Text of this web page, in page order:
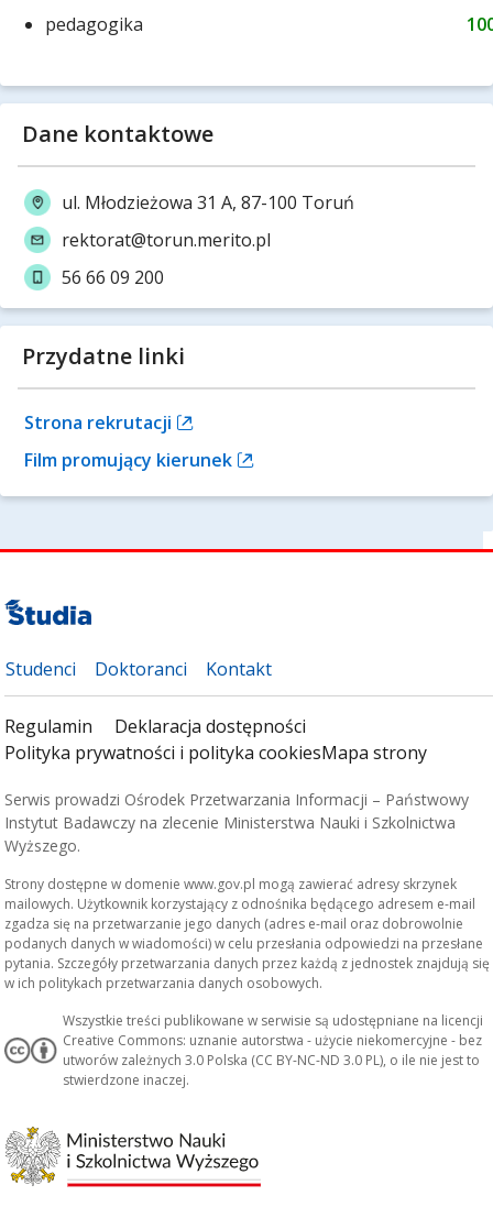
pedagogika
Dane kontaktowe
ul. Młodzieżowa 31 A, 87-100 Toruń
rektorat@torun.merito.pl
56 66 09 200
Przydatne linki
Strona rekrutacji
Film promujący kierunek
Studenci Doktoranci Kontakt
Regulamin
Deklaracja dostępności
Polityka prywatności i polityka cookiesMapa strony
Serwis prowadzi Ośrodek Przetwarzania Informacji – Państwowy
Instytut Badawczy na zlecenie Ministerstwa Nauki i Szkolnictwa
Wyższego.
Strony dostępne w domenie www.gov.pl mogą zawierać adresy skrzynek
mailowych. Użytkownik korzystający z odnośnika będącego adresem e-mail
zgadza się na przetwarzanie jego danych (adres e-mail oraz dobrowolnie
podanych danych w wiadomości) w celu przesłania odpowiedzi na przesłane
pytania. Szczegóły przetwarzania danych przez każdą z jednostek znajdują się
w ich politykach przetwarzania danych osobowych.
Wszystkie treści publikowane w serwisie są udostępniane na licencji
Creative Commons: uznanie autorstwa - użycie niekomercyjne - bez
utworów zależnych 3.0 Polska (CC BY-NC-ND 3.0 PL), o ile nie jest to
stwierdzone inaczej.